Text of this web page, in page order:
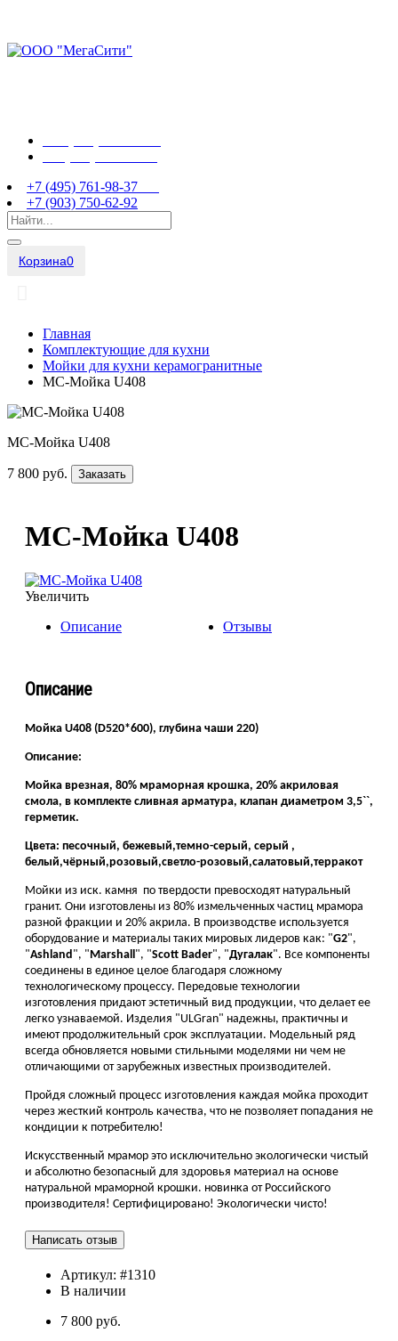
+7 (495) 761-98-37
+7 (903) 750-62-92
Корзина0
Главная
Комплектующие для кухни
Мойки для кухни керамогранитные
МС-Мойка U408
МС-Мойка U408
7 800 руб. Заказать
МС-Мойка U408
Увеличить
Описание
Отзывы
Описание
Мойка U408 (D520*600), глубина чаши 220)
Описание:
Мойка врезная, 80% мраморная крошка, 20% акриловая
смола, в комплекте сливная арматура, клапан диаметром 3,5``,
герметик.
Цвета: песочный, бежевый,темно-серый, серый ,
белый,чёрный,розовый,светло-розовый,салатовый,терракот
Мойки из иск. камня по твердости превосходят натуральный
гранит. Они изготовлены из 80% измельченных частиц мрамора
разной фракции и 20% акрила. В производстве используется
оборудование и материалы таких мировых лидеров как: "G2",
"Ashland", "Marshall", "Scott Bader", "Дугалак". Все компоненты
соединены в единое целое благодаря сложному
технологическому процессу. Передовые технологии
изготовления придают эстетичный вид продукции, что делает ее
легко узнаваемой. Изделия "ULGran" надежны, практичны и
имеют продолжительный срок эксплуатации. Модельный ряд
всегда обновляется новыми стильными моделями ни чем не
отличающими от зарубежных известных производителей.
Пройдя сложный процесс изготовления каждая мойка проходит
через жесткий контроль качества, что не позволяет попадания не
кондиции к потребителю!
Искусственный мрамор это исключительно экологически чистый
и абсолютно безопасный для здоровья материал на основе
натуральной мраморной крошки. новинка от Российского
производителя! Сертифицировано! Экологически чисто!
Артикул: #1310
В наличии
7 800 руб.